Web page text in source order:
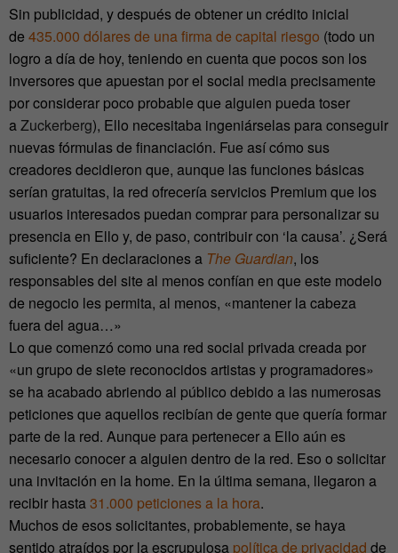
Sin publicidad, y después de obtener un crédito inicial
de 435.000 dólares de una firma de capital riesgo (todo un
logro a día de hoy, teniendo en cuenta que pocos son los
inversores que apuestan por el social media precisamente
por considerar poco probable que alguien pueda toser
aZuckerberg), Ello necesitaba ingeniárselas para conseguir
nuevas fórmulas de financiación. Fue así cómo sus
creadores decidieron que, aunque las funciones básicas
serían gratuitas, la red ofrecería servicios Premium que los
usuarios interesados puedan comprar para personalizar su
presencia en Ello y, de paso, contribuir con ‘la causa’. ¿Será
suficiente? En declaraciones a The Guardian, los
responsables del site al menos confían en que este modelo
de negocio les permita, al menos, «mantener la cabeza
fuera del agua…»
Lo que comenzó como una red social privada creada por
«un grupo de siete reconocidos artistas y programadores»
se ha acabado abriendo al público debido a las numerosas
peticiones que aquellos recibían de gente que quería formar
parte de la red. Aunque para pertenecer a Ello aún es
necesario conocer a alguien dentro de la red. Eso o solicitar
una invitación en la home. En la última semana, llegaron a
recibir hasta31.000 peticiones a la hora.
Muchos de esos solicitantes, probablemente, se haya
sentido atraídos por la escrupulosa política de privacidad de